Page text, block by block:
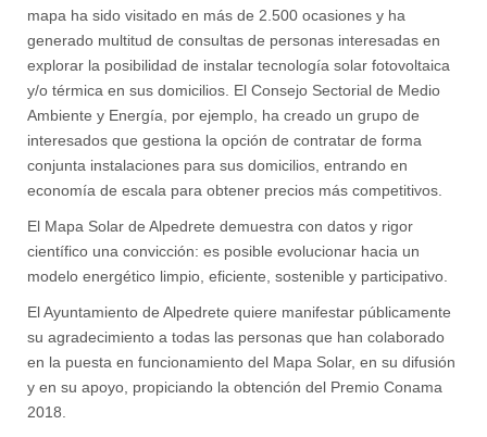
mapa ha sido visitado en más de 2.500 ocasiones y ha
generado multitud de consultas de personas interesadas en
explorar la posibilidad de instalar tecnología solar fotovoltaica
y/o térmica en sus domicilios. El Consejo Sectorial de Medio
Ambiente y Energía, por ejemplo, ha creado un grupo de
interesados que gestiona la opción de contratar de forma
conjunta instalaciones para sus domicilios, entrando en
economía de escala para obtener precios más competitivos.
El Mapa Solar de Alpedrete demuestra con datos y rigor
científico una convicción: es posible evolucionar hacia un
modelo energético limpio, eficiente, sostenible y participativo.
El Ayuntamiento de Alpedrete quiere manifestar públicamente
su agradecimiento a todas las personas que han colaborado
en la puesta en funcionamiento del Mapa Solar, en su difusión
y en su apoyo, propiciando la obtención del Premio Conama
2018.